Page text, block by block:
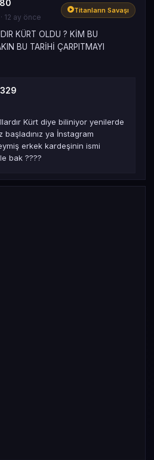
12 ay önce
Titanların Savaşı
KÜRT OLDU ? KİM BU
BU TARİHİ ÇARPITMAYI
Kürt diye biliniyor yenilerde
başladınız ya İnstagram
erkek kardeşinin ismi
bak ????